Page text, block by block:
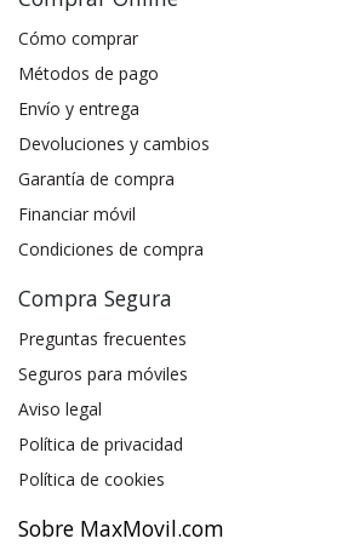
Cómo comprar
Métodos de pago
Envío y entrega
Devoluciones y cambios
Garantía de compra
Financiar móvil
Condiciones de compra
Compra Segura
Preguntas frecuentes
Seguros para móviles
Aviso legal
Política de privacidad
Política de cookies
Sobre MaxMovil.com